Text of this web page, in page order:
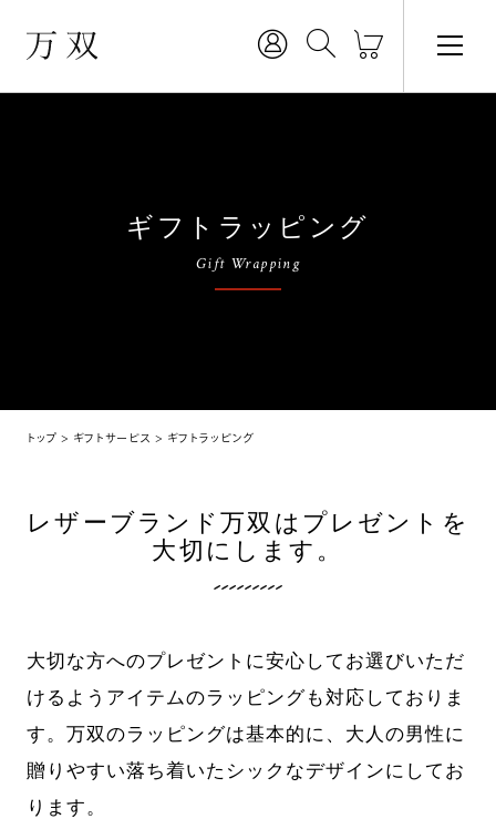
ギフトラッピング
Gift Wrapping
トップ ギフトサービス ギフトラッピング
レザーブランド万双はプレゼントを
大切にします。
大切な方へのプレゼントに安心してお選びいただ
けるようアイテムのラッピングも対応しておりま
す。万双のラッピングは基本的に、大人の男性に
贈りやすい落ち着いたシックなデザインにしてお
ります。